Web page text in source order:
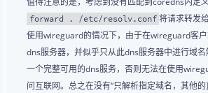
forward . /etc/resolv.conf 将请求转发
使用wireguard的情况下，由于在wireguard客
dns服务器，并似乎只从此dns服务器中进行域
一个完整可用的dns服务，否则无法在使用
问互联网。总之在没有“只解析指定域名，其他